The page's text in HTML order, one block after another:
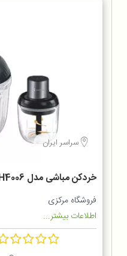
سراسر ایران
خردکن مباشی مدل MH-CH4006
فروشگاه مرکزی
اطلاعات بیشتر...